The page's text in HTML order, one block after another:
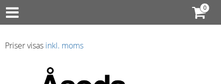
Priser visas inkl. moms